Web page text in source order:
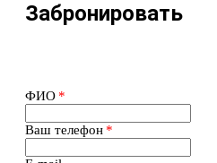
Забронировать
ФИО *
Ваш телефон *